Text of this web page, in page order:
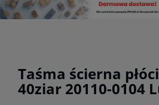
Taśma ścierna
40ziar 20110-0104